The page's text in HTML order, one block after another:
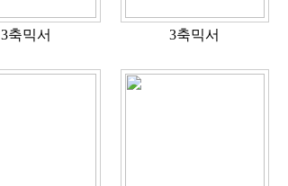
3축믹서 3축믹서